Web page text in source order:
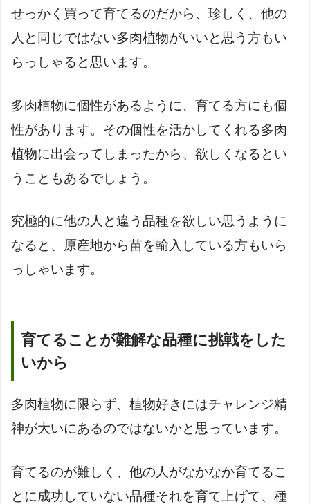
せっかく買って育てるのだから、珍しく、他の
人と同じではない多肉植物がいいと思う方もい
らっしゃると思います。
多肉植物に個性があるように、育てる方にも個
性があります。その個性を活かしてくれる多肉
植物に出会ってしまったから、欲しくなるとい
うこともあるでしょう。
究極的に他の人と違う品種を欲しい思うように
なると、原産地から苗を輸入している方もいら
っしゃいます。
育てることが難解な品種に挑戦をした
いから
多肉植物に限らず、植物好きにはチャレンジ精
神が大いにあるのではないかと思っています。
育てるのが難しく、他の人がなかなか育てるこ
とに成功していない品種それを育て上げて、種